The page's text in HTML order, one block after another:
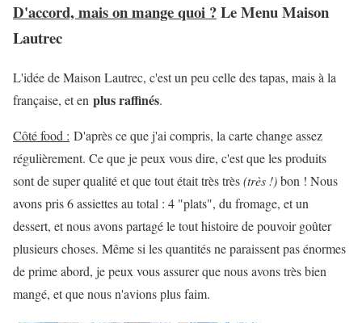
D'accord, mais on mange quoi ?Le Menu Maison
Lautrec
L'idée de Maison Lautrec, c'est un peu celle des tapas, mais à la
française, et en plus raffinés.
Côté food : D'après ce que j'ai compris, la carte change assez
régulièrement. Ce que je peux vous dire, c'est que les produits
sont de super qualité et que tout était très très(très !)bon ! Nous
avons pris 6 assiettes au total : 4 "plats", du fromage, et un
dessert, et nous avons partagé le tout histoire de pouvoir goûter
plusieurs choses. Même si les quantités ne paraissent pas énormes
de prime abord, je peux vous assurer que nous avons très bien
mangé, et que nous n'avions plus faim.